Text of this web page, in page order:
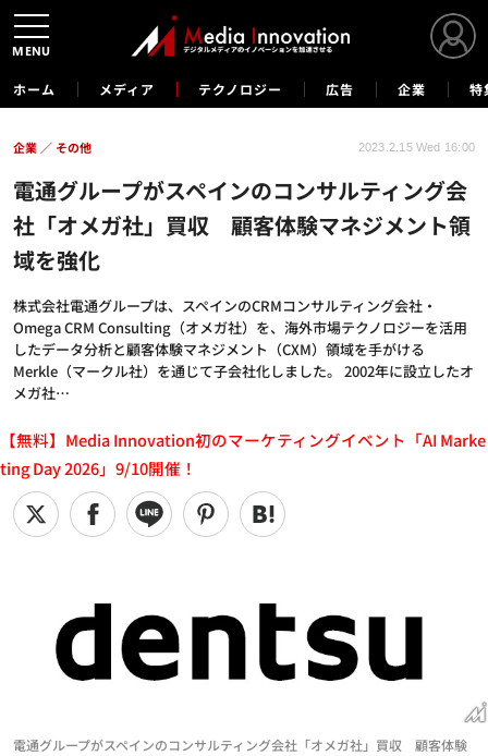
ホーム メディア テクノロジー 広告 企業 特
電通グループがスペインのコンサルティング会
社「オメガ社」買収 顧客体験マネジメント領
域を強化
株式会社電通グループは、スペインのCRMコンサルティング会社・
Omega CRM Consulting（オメガ社）を、海外市場テクノロジーを活用
したデータ分析と顧客体験マネジメント（CXM）領域を手がける
Merkle（マークル社）を通じて子会社化しました。 2002年に設立したオ
メガ社…
企業 その他 2023.2.15 Wed 16:00
【無料】Media Innovation初のマーケティングイベント「AI Marke
ting Day 2026」9/10開催！
電通グループがスペインのコンサルティング会社「オメガ社」買収 顧客体験
MENU